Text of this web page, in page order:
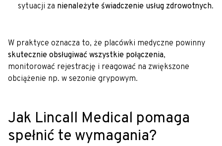
sytuacji za nienależyte świadczenie usług zdrowotnych.
W praktyce oznacza to, że placówki medyczne powinny
skutecznie obsługiwać wszystkie połączenia,
monitorować rejestrację i reagować na zwiększone
obciążenie np. w sezonie grypowym.
Jak Lincall Medical pomaga
spełnić te wymagania?